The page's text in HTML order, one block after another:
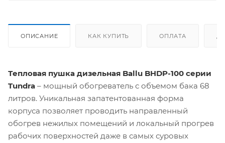
ОПИСАНИЕ КАК КУПИТЬ ОПЛАТА
Тепловая пушка дизельная Ballu BHDP-100 серии
Tundra – мощный обогреватель с объемом бака 68
литров. Уникальная запатентованная форма
корпуса позволяет проводить направленный
обогрев нежилых помещений и локальный прогрев
рабочих поверхностей даже в самых суровых